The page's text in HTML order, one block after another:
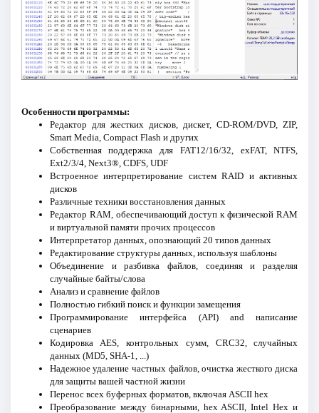
Особенности программы:
Редактор для жестких дисков, дискет, CD-ROM/DVD, ZIP,
Smart Media, Compact Flash и других
Собственная поддержка для FAT12/16/32, exFAT, NTFS,
Ext2/3/4, Next3®, CDFS, UDF
Встроенное интерпретирование систем RAID и активных
дисков
Различные техники восстановления данных
Редактор RAM, обеспечивающий доступ к физической RAM
и виртуальной памяти прочих процессов
Интерпретатор данных, опознающий 20 типов данных
Редактирование структуры данных, используя шаблоны
Объединение и разбивка файлов, соединяя и разделяя
случайные байты/слова
Анализ и сравнение файлов
Полностью гибкий поиск и функции замещения
Программирование интерфейса (API) and написание
сценариев
Кодировка AES, контрольных сумм, CRC32, случайных
данных (MD5, SHA-1, ...)
Надежное удаление частных файлов, очистка жесткого диска
для защиты вашей частной жизни
Перенос всех буферных форматов, включая ASCII hex
Преобразование между бинарными, hex ASCII, Intel Hex и